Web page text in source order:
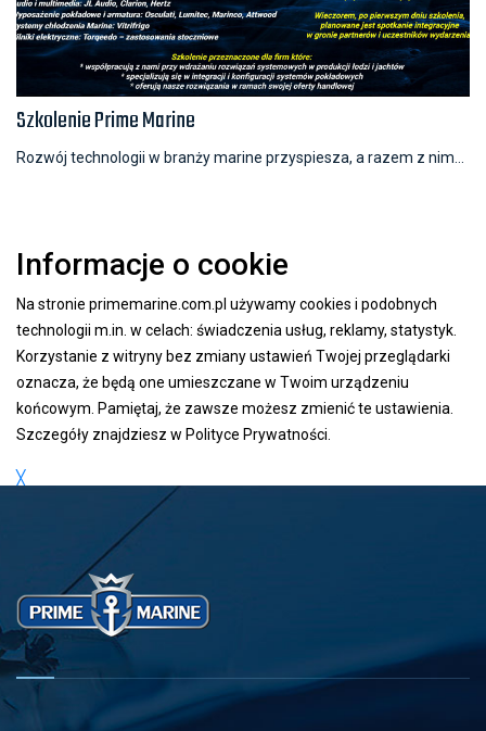
Szkolenie Prime Marine
Rozwój technologii w branży marine przyspiesza, a razem z nim...
Informacje o cookie
Na stronie primemarine.com.pl używamy cookies i podobnych
technologii m.in. w celach: świadczenia usług, reklamy, statystyk.
Korzystanie z witryny bez zmiany ustawień Twojej przeglądarki
oznacza, że będą one umieszczane w Twoim urządzeniu
końcowym. Pamiętaj, że zawsze możesz zmienić te ustawienia.
Szczegóły znajdziesz w Polityce Prywatności
╳